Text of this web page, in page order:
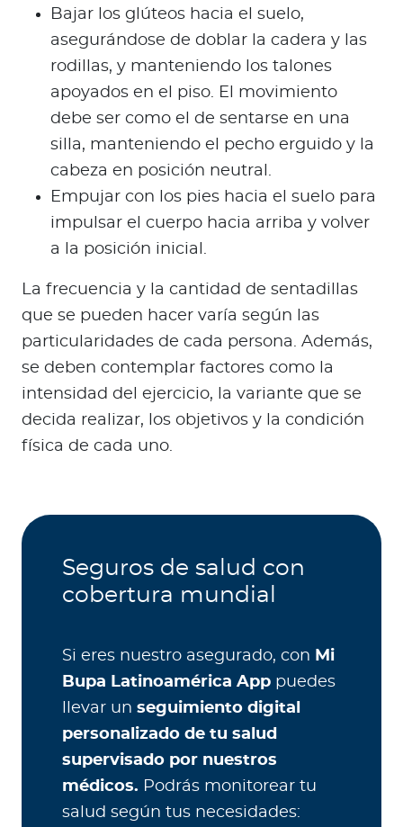
Bajar los glúteos hacia el suelo,
asegurándose de doblar la cadera y las
rodillas, y manteniendo los talones
apoyados en el piso. El movimiento
debe ser como el de sentarse en una
silla, manteniendo el pecho erguido y la
cabeza en posición neutral.
Empujar con los pies hacia el suelo para
impulsar el cuerpo hacia arriba y volver
a la posición inicial.
La frecuencia y la cantidad de sentadillas
que se pueden hacer varía según las
particularidades de cada persona. Además,
se deben contemplar factores como la
intensidad del ejercicio, la variante que se
decida realizar, los objetivos y la condición
física de cada uno.
Seguros de salud con
cobertura mundial
Si eres nuestro asegurado, con Mi
Bupa Latinoamérica App puedes
llevar un seguimiento digital
personalizado de tu salud
supervisado por nuestros
médicos. Podrás monitorear tu
salud según tus necesidades: